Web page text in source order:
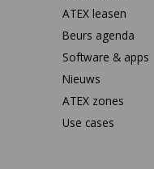
ATEX leasen
Beurs agenda
Software & apps
Nieuws
ATEX zones
Use cases